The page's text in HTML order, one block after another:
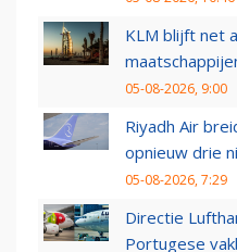
KLM blijft net
05-08-2026, 9:00
Riyadh Air
opnieuw drie
05-08-2026, 7:29
Directie
Portugese